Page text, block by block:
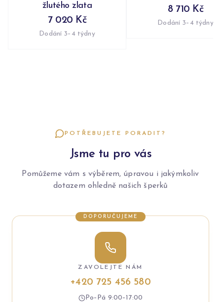
žlutého zlata
7 020 Kč
Dodání 3–4 týdny
8 710 Kč
Dodání 3–4 týdny
POTŘEBUJETE PORADIT?
Jsme tu pro vás
Pomůžeme vám s výběrem, úpravou i jakýmkoliv
dotazem ohledně našich šperků
DOPORUČUJEME
ZAVOLEJTE NÁM
+420 725 456 580
Po–Pá 9:00–17:00